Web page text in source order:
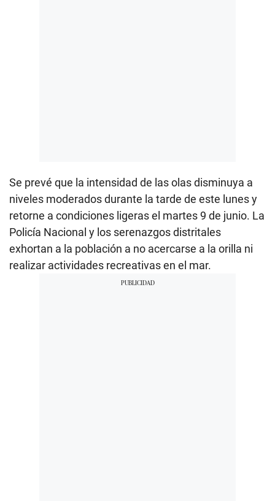
Se prevé que la intensidad de las olas disminuya a
niveles moderados durante la tarde de este lunes y
retorne a condiciones ligeras el martes 9 de junio. La
Policía Nacional y los serenazgos distritales
exhortan a la población a no acercarse a la orilla ni
realizar actividades recreativas en el mar.